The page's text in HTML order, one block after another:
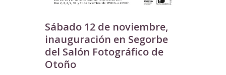
Sábado 12 de noviembre,
inauguración en Segorbe
del Salón Fotográfico de
Otoño